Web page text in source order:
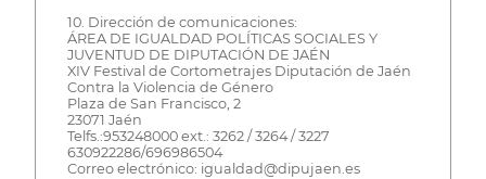
10. Dirección de comunicaciones:
ÁREA DE IGUALDAD POLÍTICAS SOCIALES Y
JUVENTUD DE DIPUTACIÓN DE JAÉN
XIV Festival de Cortometrajes Diputación de Jaén
Contra la Violencia de Género
Plaza de San Francisco, 2
23071 Jaén
Telfs.:953248000 ext.: 3262 / 3264 / 3227
630922286/696986504
Correo electrónico: igualdad@dipujaen.es